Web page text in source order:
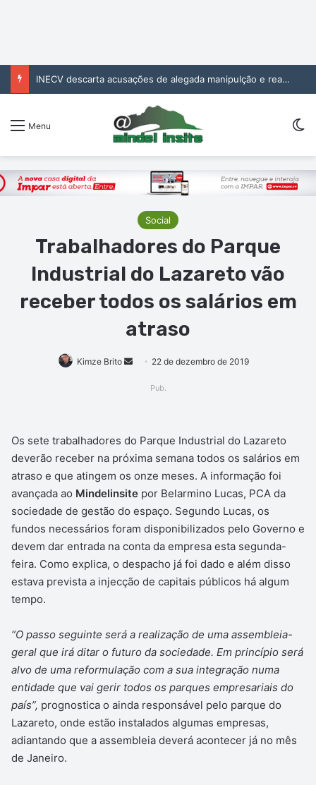
INECV descarta acusações de alegada manipulção e reafirma independência e rigor das estatísticas oficiais
Menu
Social
Trabalhadores do Parque
Industrial do Lazareto vão
receber todos os salários em
atraso
Kimze Brito
Mande22 de dezembro de 2019
Pub.
Os sete trabalhadores do Parque Industrial do Lazareto
deverão receber na próxima semana todos os salários em
atraso e que atingem os onze meses. A informação foi
avançada ao Mindelinsite por Belarmino Lucas, PCA da
sociedade de gestão do espaço. Segundo Lucas, os
fundos necessários foram disponibilizados pelo Governo e
devem dar entrada na conta da empresa esta segunda-
feira. Como explica, o despacho já foi dado e além disso
estava prevista a injecção de capitais públicos há algum
tempo.
“O passo seguinte será a realização de uma assembleia-
geral que irá ditar o futuro da sociedade. Em princípio será
alvo de uma reformulação com a sua integração numa
entidade que vai gerir todos os parques empresariais do
país”, prognostica o ainda responsável pelo parque do
Lazareto, onde estão instalados algumas empresas,
adiantando que a assembleia deverá acontecer já no mês
de Janeiro.